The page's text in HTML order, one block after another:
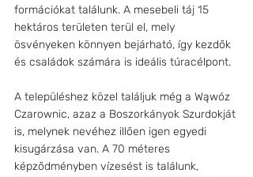
formációkat találunk. A mesebeli táj 15
hektáros területen terül el, mely
ösvényeken könnyen bejárható, így kezdők
és családok számára is ideális túracélpont.
A településhez közel találjuk még a Wąwóz
Czarownic, azaz a Boszorkányok Szurdokját
is, melynek nevéhez illően igen egyedi
kisugárzása van. A 70 méteres
képződményben vízesést is találunk,